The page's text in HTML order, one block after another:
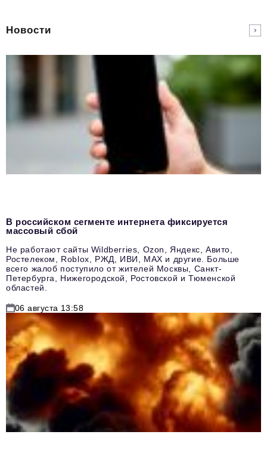
Новости
В российском сегменте интернета фиксируется
массовый сбой
Не работают сайты Wildberries, Ozon, Яндекс, Авито,
Ростелеком, Roblox, РЖД, ИВИ, MAX и другие. Больше
всего жалоб поступило от жителей Москвы, Санкт-
Петербурга, Нижегородской, Ростовской и Тюменской
областей.
06 августа 13:58